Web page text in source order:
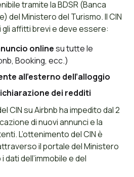
tramite la BDSR (Banca
del Ministero del Turismo. Il CIN
affitti brevi e deve essere:
onlinesu tutte le
Booking, ecc.)
all’esterno dell’alloggio
dei redditi
CIN su Airbnb ha impedito dal 2
di nuovi annunci e la
L’ottenimento del CIN è
il portale del Ministero
dell’immobile e del